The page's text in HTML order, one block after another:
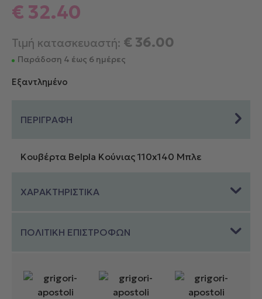
€ 32.40
Τιμή κατασκευαστή: € 36.00
Παράδοση 4 έως 6 ημέρες
Εξαντλημένο
ΠΕΡΙΓΡΑΦΗ
Κουβέρτα Belpla Κούνιας 110x140 Μπλε
ΧΑΡΑΚΤΗΡΙΣΤΙΚΑ
ΠΟΛΙΤΙΚΗ ΕΠΙΣΤΡΟΦΩΝ